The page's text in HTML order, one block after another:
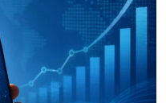
07-08-2026
«τιμολογούν» τον